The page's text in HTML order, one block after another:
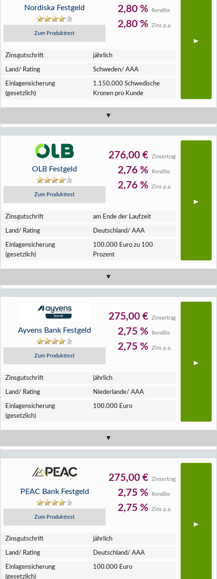
Nordiska Festgeld
Zum Produkttest
2,80 % Rendite
2,80 % Zins p.a.
Zins­gutschrift jährlich
Land/ Rating Schweden/ AAA
Einlagen­sicherung
(gesetzlich)
1.150.000 Schwedische
Kronen pro Kunde
OLB Festgeld
Zum Produkttest
276,00 € Zinsertrag
2,76 % Rendite
2,76 % Zins p.a.
Zins­gutschrift am Ende der Laufzeit
Land/ Rating Deutschland/ AAA
Einlagen­sicherung
(gesetzlich)
100.000 Euro zu 100
Prozent
Ayvens Bank Festgeld
Zum Produkttest
275,00 € Zinsertrag
2,75 % Rendite
2,75 % Zins p.a.
Zins­gutschrift jährlich
Land/ Rating Niederlande/ AAA
Einlagen­sicherung
(gesetzlich)
100.000 Euro
PEAC Bank Festgeld
Zum Produkttest
275,00 € Zinsertrag
2,75 % Rendite
2,75 % Zins p.a.
Zins­gutschrift jährlich
Land/ Rating Deutschland/ AAA
Einlagen­sicherung
(gesetzlich)
100.000 Euro